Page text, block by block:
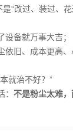
“改过、装过、
设备就万事大吉；
旧、成本更高、
就治不好？”
不是粉尘太难，